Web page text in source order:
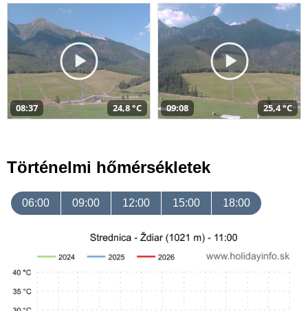
08:37 24,8 °C 09:08 25,4 °C
Történelmi hőmérsékletek
06:00 09:00 12:00 15:00 18:00